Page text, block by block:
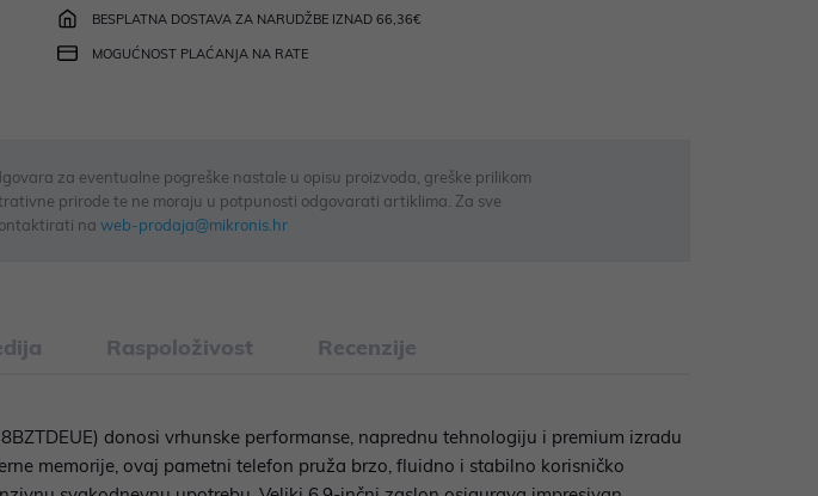
BESPLATNA DOSTAVA ZA NARUDŽBE IZNAD 66,36€
MOGUĆNOST PLAĆANJA NA RATE
za eventualne pogreške nastale u opisu proizvoda, greške prilikom
prirode te ne moraju u potpunosti odgovarati artiklima. Za sve
na web-prodaja@mikronis.hr
Raspoloživost Recenzije
donosi vrhunske performanse, naprednu tehnologiju i premium izradu
memorije, ovaj pametni telefon pruža brzo, fluidno i stabilno korisničko